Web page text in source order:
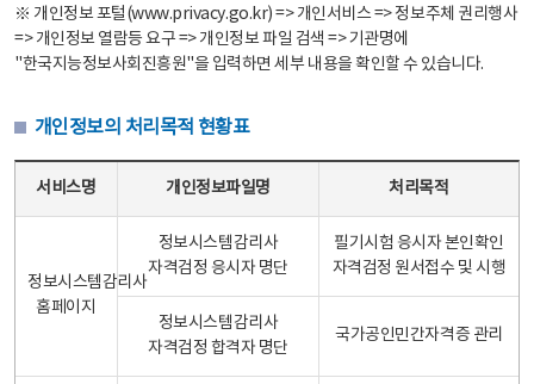
※ 개인정보 포털(www.privacy.go.kr) => 개인서비스 => 정보주체 권리행사
=> 개인정보 열람등 요구 => 개인정보 파일 검색 => 기관명에
"한국지능정보사회진흥원"을 입력하면 세부 내용을 확인할 수 있습니다.
개인정보의 처리목적 현황표
서비스명 개인정보파일명 처리목적
정보시스템감리사
홈페이지
정보시스템감리사
자격검정 응시자 명단
필기시험 응시자 본인확인
자격검정 원서접수 및 시행
정보시스템감리사
자격검정 합격자 명단
국가공인민간자격증 관리